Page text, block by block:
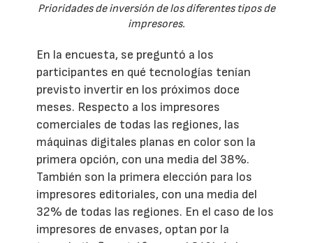
Prioridades de inversión de los diferentes tipos de
impresores.
En la encuesta, se preguntó a los
participantes en qué tecnologías tenían
previsto invertir en los próximos doce
meses. Respecto a los impresores
comerciales de todas las regiones, las
máquinas digitales planas en color son la
primera opción, con una media del 38%.
También son la primera elección para los
impresores editoriales, con una media del
32% de todas las regiones. En el caso de los
impresores de envases, optan por la